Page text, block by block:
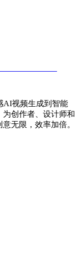
AI视频生成到智能
为创作者、设计师和
无限，效率加倍。